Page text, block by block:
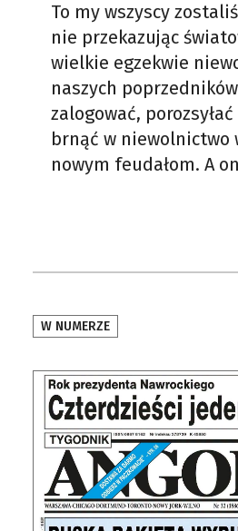
To my wszyscy
nie przekazując
wielkie egzekwie
naszych
zalogować,
brnąć w niewolnictwo
nowym feudałom. A
W NUMERZE